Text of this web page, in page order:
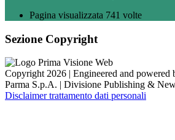
Pagina visualizzata 741 volte
Sezione Copyright
Copyright 2026 | Engineered and powered
Parma S.p.A. | Divisione Publishing &
Disclaimer trattamento dati personali